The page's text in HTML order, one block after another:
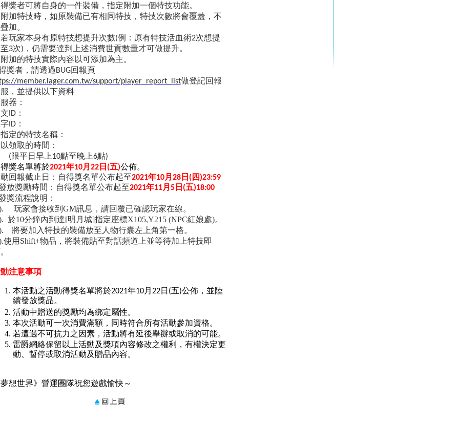
獎者可將自身的一件裝備，指定附加一個特技功能。
加特技時，如原裝備已有相同特技，特技次數將會覆蓋，不
加。
玩家本身有原特技想提升次數(例：原有特技活血術2次想提
3次) ，仍需要達到上述消費世貢數量才可做提升。
加的特技實際內容以可添加為主。
獎者，請透過 BUG回報頁
member.lager.com.tw/support/player_report_list做登記回報
，並提供以下資料
器：
ID：
ID：
定的特技名稱：
領取的時間：
( 限平日早上10點至晚上6點)
得獎名單將於2021年10月22日 (五)公佈。
回報截止日：自得獎名單公布起至2021年10月28日(四)23:59
放獎勵時間：自得獎名單公布起至2021年11月5日(五)18:00
獎流程說明：
玩家會接收到 GM訊息，請回覆已確認玩家在線。
於10分鐘內到達[明月城]指定座標X105,Y215 (NPC紅娘處)。
將要加入特技的裝備放至人物行囊左上角第一格。
使用 Shift+物品，將裝備貼至對話頻道上並等待加上特技即
注意事項
本活動之活動得獎名單將於2021年10月22日(五)公佈，並陸
續發放獎品。
活動中贈送的獎勵均為綁定屬性。
本次活動可一次消費滿額，同時符合所有活動參加資格。
若遭遇不可抗力之因素，活動將有延後舉辦或取消的可能。
雷爵網絡保留以上活動及獎項內容修改之權利，有權決定更
動、暫停或取消活動及贈品內容。
想世界》營運團隊祝您遊戲愉快～